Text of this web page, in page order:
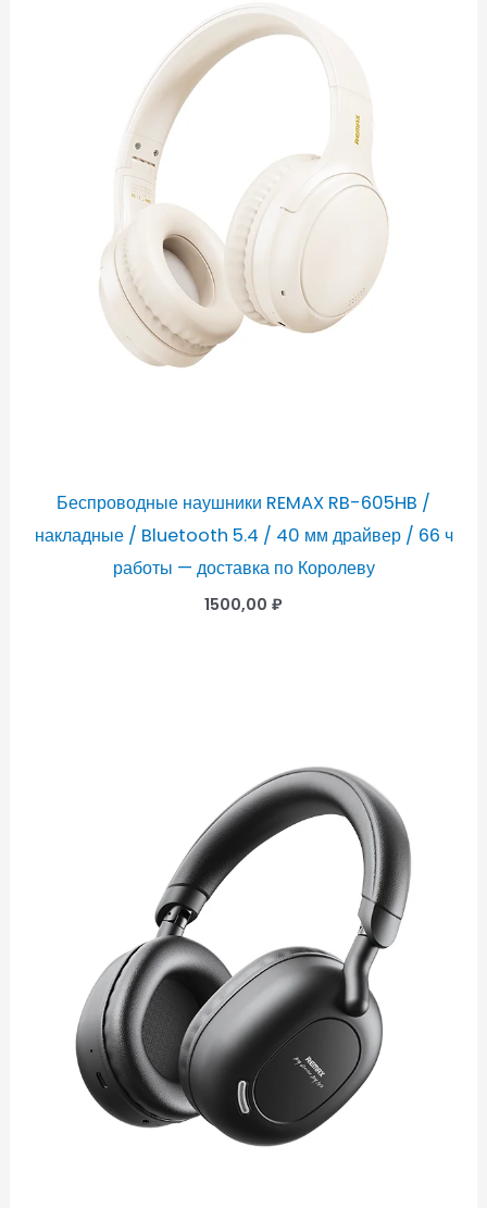
Беспроводные наушники REMAX RB-605HB /
накладные / Bluetooth 5.4 / 40 мм драйвер / 66 ч
работы — доставка по Королеву
1500,00 ₽